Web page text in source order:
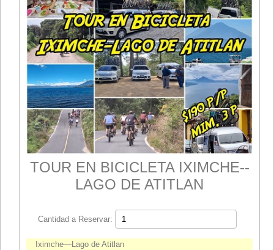
TOUR EN BICICLETA IXIMCHE--
LAGO DE ATITLAN
Cantidad a Reservar:
Iximche—Lago de Atitlan